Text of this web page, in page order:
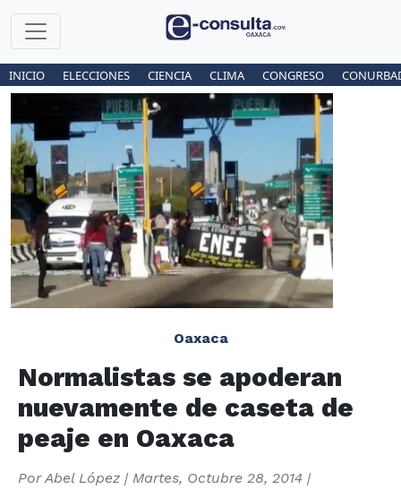
INICIO ELECCIONES CIENCIA CLIMA CONGRESO
Oaxaca
Normalistas se apoderan
nuevamente de caseta de
peaje en Oaxaca
PorAbel López | Martes, Octubre 28, 2014 |